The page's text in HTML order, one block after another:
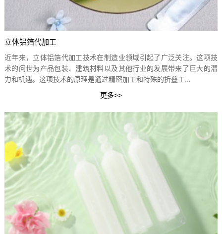
立体铝箔代加工
近年来，立体铝箔代加工技术在制造业领域引起了广泛关注。这项技
术的问世为产品包装、建筑材料以及其他行业的发展带来了巨大的潜
力和机遇。这项技术的原理是通过精密加工和特殊的折叠工...